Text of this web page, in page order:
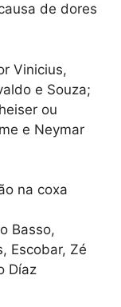
de dores
Vinicius,
e Souza;
ou
e Neymar
na coxa
Basso,
Escobar, Zé
Díaz